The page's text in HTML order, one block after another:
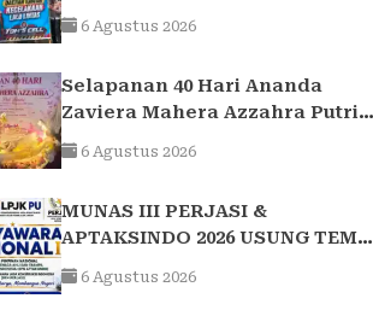
Titik Rawan Kecelakaan
6 Agustus 2026
Selapanan 40 Hari Ananda
Zaviera Mahera Azzahra Putri
Berlangsung Khidmat dan
Penuh Kebersamaan
6 Agustus 2026
MUNAS III PERJASI &
APTAKSINDO 2026 USUNG TEMA
“BERSATU, BERKARYA,
MEMBANGUN NEGERI”: 15 BPP
6 Agustus 2026